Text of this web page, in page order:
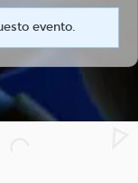
evento.